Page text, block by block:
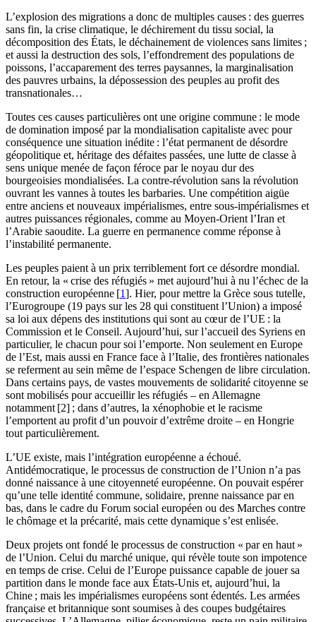
L’explosion des migrations a donc de multiples causes : des guerres
sans fin, la crise climatique, le déchirement du tissu social, la
décomposition des États, le déchainement de violences sans limites ;
et aussi la destruction des sols, l’effondrement des populations de
poissons, l’accaparement des terres paysannes, la marginalisation
des pauvres urbains, la dépossession des peuples au profit des
transnationales…
Toutes ces causes particulières ont une origine commune : le mode
de domination imposé par la mondialisation capitaliste avec pour
conséquence une situation inédite : l’état permanent de désordre
géopolitique et, héritage des défaites passées, une lutte de classe à
sens unique menée de façon féroce par le noyau dur des
bourgeoisies mondialisées. La contre-révolution sans la révolution
ouvrant les vannes à toutes les barbaries. Une compétition aigüe
entre anciens et nouveaux impérialismes, entre sous-impérialismes et
autres puissances régionales, comme au Moyen-Orient l’Iran et
l’Arabie saoudite. La guerre en permanence comme réponse à
l’instabilité permanente.
Les peuples paient à un prix terriblement fort ce désordre mondial.
En retour, la « crise des réfugiés » met aujourd’hui à nu l’échec de la
construction européenne [1]. Hier, pour mettre la Grèce sous tutelle,
l’Eurogroupe (19 pays sur les 28 qui constituent l’Union) a imposé
sa loi aux dépens des institutions qui sont au cœur de l’UE : la
Commission et le Conseil. Aujourd’hui, sur l’accueil des Syriens en
particulier, le chacun pour soi l’emporte. Non seulement en Europe
de l’Est, mais aussi en France face à l’Italie, des frontières nationales
se referment au sein même de l’espace Schengen de libre circulation.
Dans certains pays, de vastes mouvements de solidarité citoyenne se
sont mobilisés pour accueillir les réfugiés – en Allemagne
notamment [2] ; dans d’autres, la xénophobie et le racisme
l’emportent au profit d’un pouvoir d’extrême droite – en Hongrie
tout particulièrement.
L’UE existe, mais l’intégration européenne a échoué.
Antidémocratique, le processus de construction de l’Union n’a pas
donné naissance à une citoyenneté européenne. On pouvait espérer
qu’une telle identité commune, solidaire, prenne naissance par en
bas, dans le cadre du Forum social européen ou des Marches contre
le chômage et la précarité, mais cette dynamique s’est enlisée.
Deux projets ont fondé le processus de construction « par en haut »
de l’Union. Celui du marché unique, qui révèle toute son impotence
en temps de crise. Celui de l’Europe puissance capable de jouer sa
partition dans le monde face aux États-Unis et, aujourd’hui, la
Chine ; mais les impérialismes européens sont édentés. Les armées
française et britannique sont soumises à des coupes budgétaires